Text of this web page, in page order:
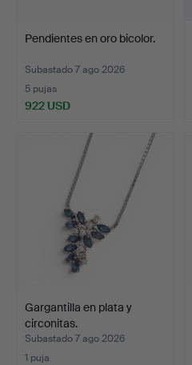
Pendientes en oro bicolor.
Subastado 7 ago 2026
5 pujas
922 USD
Gargantilla en plata y
circonitas.
Subastado 7 ago 2026
1 puja